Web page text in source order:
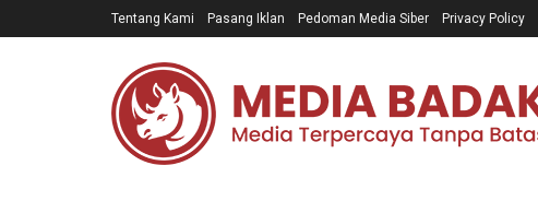
Tentang Kami Pasang Iklan Pedoman Media Siber Privacy Policy